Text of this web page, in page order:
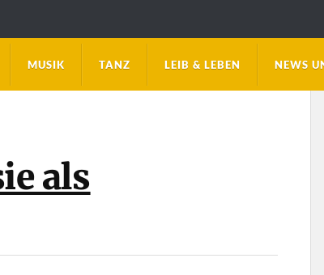
MUSIK TANZ LEIB & LEBEN NEWS
als